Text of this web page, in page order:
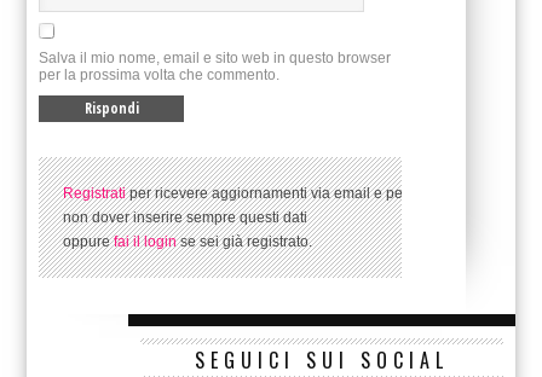
Salva il mio nome, email e sito web in questo browser
per la prossima volta che commento.
Registratiper ricevere aggiornamenti via email e per
non dover inserire sempre questi dati
oppurefai il loginse sei già registrato.
SEGUICI SUI SOCIAL